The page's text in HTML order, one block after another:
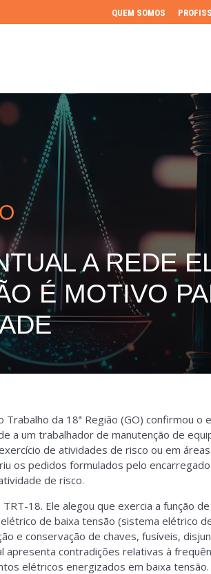
QUEM SOMOS
A REDE
É MOTIVO
Trabalho da 18ª Região (GO) confirmou
a um trabalhador de manutenção de
de atividades de risco ou em
os pedidos formulados pelo
de risco.
18. Ele alegou que exercia a função
de baixa tensão (sistema elétrico
e conservação de chaves, fusíveis,
apresenta contradições relativas à
elétricos energizados em baixa